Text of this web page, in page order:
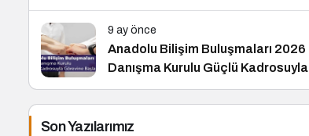
9 ay önce
Anadolu Bilişim Buluşmaları 2026
Danışma Kurulu Güçlü Kadrosuyla
Görevine Başladı
Son Yazılarımız